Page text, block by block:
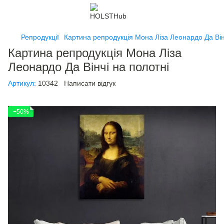
Репродукції Картина репродукція Мона Ліза Леонардо Да
Картина репродукція Мона Ліза
Леонардо Да Вінчі на полотні
Артикул: 10342 Написати відгук
−50%